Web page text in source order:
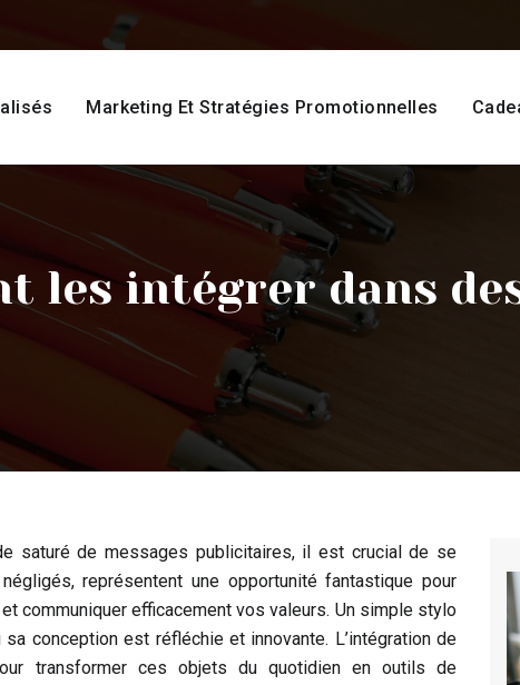
Marketing Et Stratégies Promotionnelles
les intégrer dans
saturé de messages publicitaires, il est crucial de se
représentent une opportunité fantastique pour
communiquer efficacement vos valeurs. Un simple stylo
conception est réfléchie et innovante. L’intégration de
transformer ces objets du quotidien en outils de